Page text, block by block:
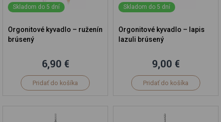
Skladom do 5 dní
Orgonitové kyvadlo – ruženín
brúsený
6,90 €
Pridať do košíka
Skladom do 5 dní
Orgonitové kyvadlo – lapis
lazuli brúsený
9,00 €
Pridať do košíka